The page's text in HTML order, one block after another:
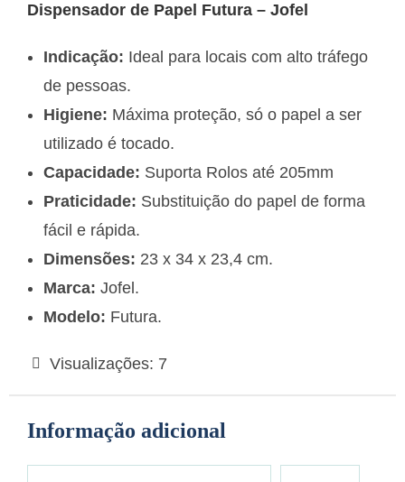
Dispensador de Papel Futura – Jofel
Indicação: Ideal para locais com alto tráfego
de pessoas.
Higiene: Máxima proteção, só o papel a ser
utilizado é tocado.
Capacidade: Suporta Rolos até 205mm
Praticidade: Substituição do papel de forma
fácil e rápida.
Dimensões: 23 x 34 x 23,4 cm.
Marca: Jofel.
Modelo: Futura.
Visualizações: 7
Informação adicional